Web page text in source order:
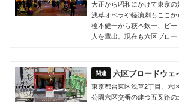
大正から昭和にかけて東京の
浅草オペラや軽演劇もここ
榎本健一から萩本欽一、ビ
人を輩出。現在も六区ブロ
六区ブロードウェ
東京都台東区浅草2丁目、六
公園六区交番の建つ五叉路